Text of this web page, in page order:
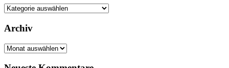
Kategorien
Archiv
Archiv